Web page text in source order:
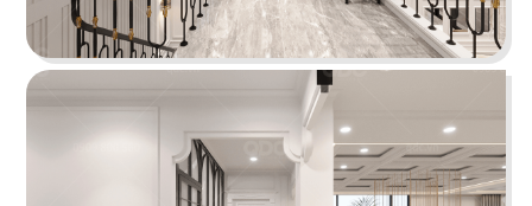
VĂN PHÒNG HIMCOM
Văn Phòng HimCom được thiết kế với phong
cách hiện đại, kết hợp cùng gam màu sống động
giúp nhân viên làm việc thoải mái giảm bớt căng
thẳng, nâng cao hiệu quả công việc.